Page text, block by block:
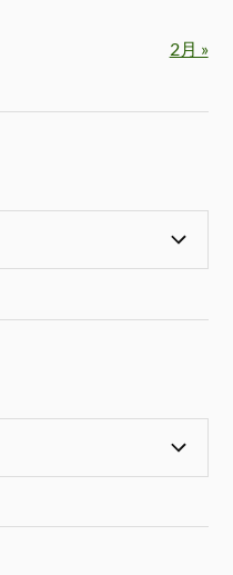
2月 »